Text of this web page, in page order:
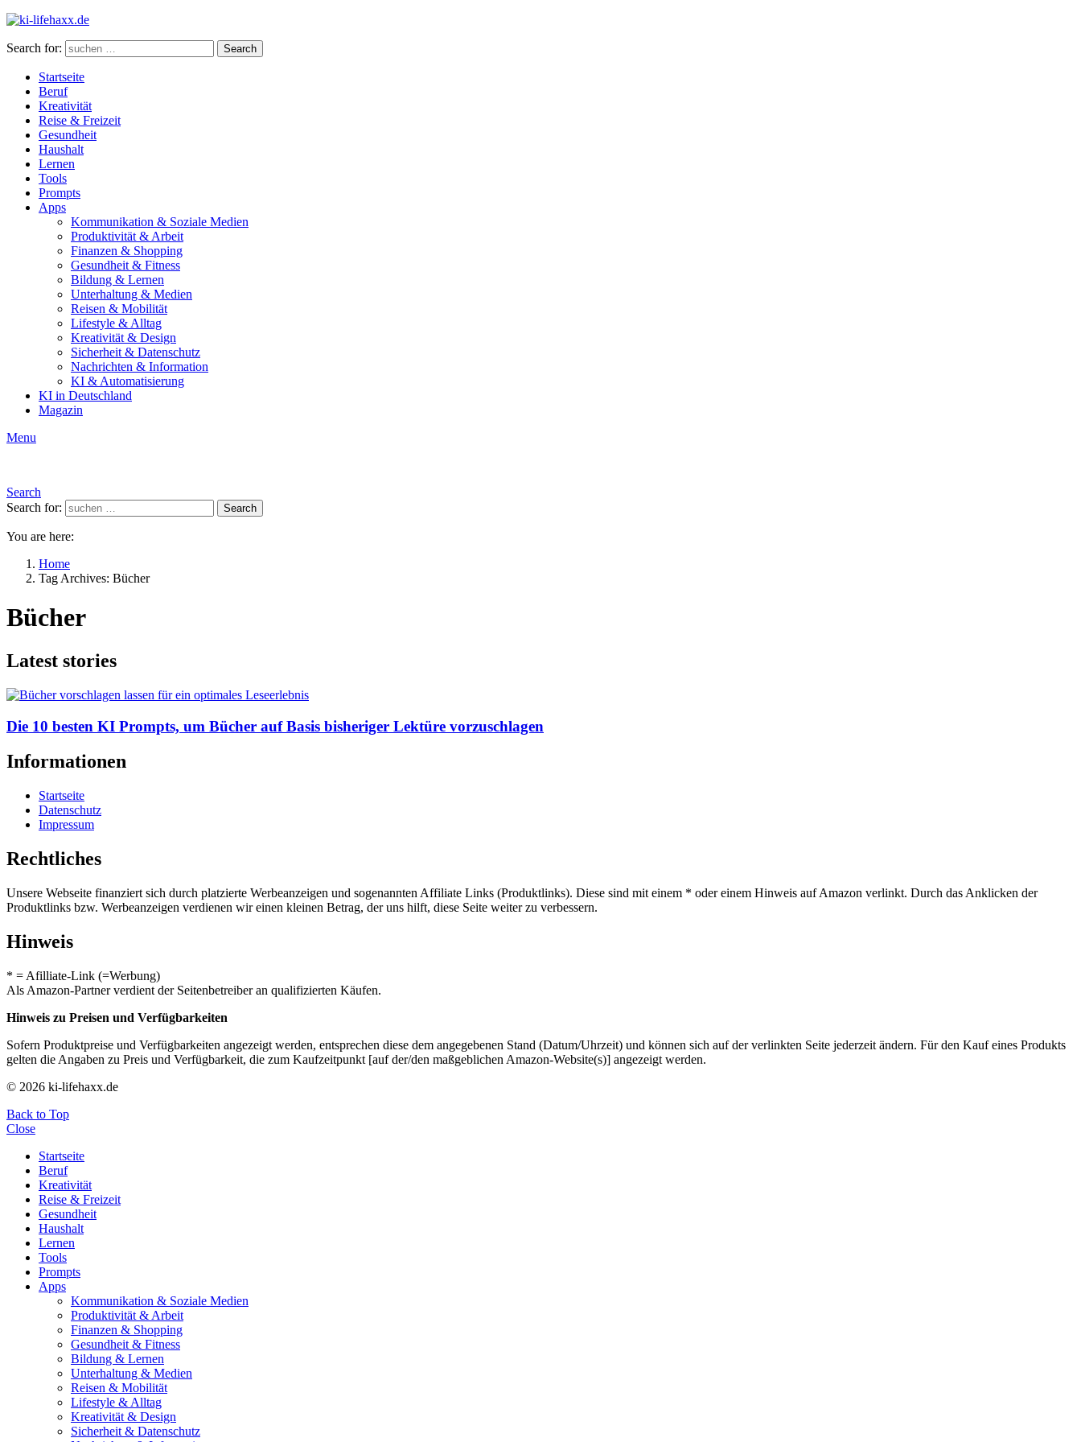
Search for: Search
Startseite
Beruf
Kreativität
Reise & Freizeit
Gesundheit
Haushalt
Lernen
Tools
Prompts
Apps
Kommunikation & Soziale Medien
Produktivität & Arbeit
Finanzen & Shopping
Gesundheit & Fitness
Bildung & Lernen
Unterhaltung & Medien
Reisen & Mobilität
Lifestyle & Alltag
Kreativität & Design
Sicherheit & Datenschutz
Nachrichten & Information
KI & Automatisierung
KI in Deutschland
Magazin
Menu
Search
Search for:
Search
You are here:
Home
Tag Archives: Bücher
Bücher
Latest stories
Die 10 besten KI Prompts, um Bücher auf Basis bisheriger Lektüre vorzuschlagen
Informationen
Startseite
Datenschutz
Impressum
Rechtliches
Unsere Webseite finanziert sich durch platzierte Werbeanzeigen und sogenannten Affiliate Links (Produktlinks). Diese sind mit einem * oder einem Hinweis auf Amazon verlinkt. Durch das Anklicken der
Produktlinks bzw. Werbeanzeigen verdienen wir einen kleinen Betrag, der uns hilft, diese Seite weiter zu verbessern.
Hinweis
* = Afilliate-Link (=Werbung)
Als Amazon-Partner verdient der Seitenbetreiber an qualifizierten Käufen.
Hinweis zu Preisen und Verfügbarkeiten
Sofern Produktpreise und Verfügbarkeiten angezeigt werden, entsprechen diese dem angegebenen Stand (Datum/Uhrzeit) und können sich auf der verlinkten Seite jederzeit ändern. Für den Kauf eines Produkts
gelten die Angaben zu Preis und Verfügbarkeit, die zum Kaufzeitpunkt [auf der/den maßgeblichen Amazon-Website(s)] angezeigt werden.
© 2026 ki-lifehaxx.de
Back to Top
Close
Startseite
Beruf
Kreativität
Reise & Freizeit
Gesundheit
Haushalt
Lernen
Tools
Prompts
Apps
Kommunikation & Soziale Medien
Produktivität & Arbeit
Finanzen & Shopping
Gesundheit & Fitness
Bildung & Lernen
Unterhaltung & Medien
Reisen & Mobilität
Lifestyle & Alltag
Kreativität & Design
Sicherheit & Datenschutz